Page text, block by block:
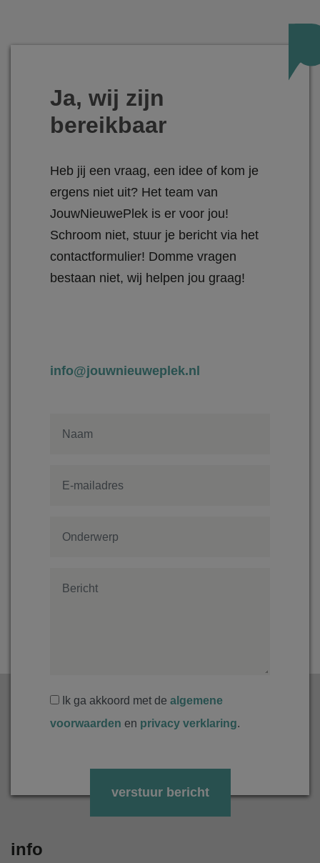
Ja, wij zijn
bereikbaar
Heb jij een vraag, een idee of kom je
ergens niet uit? Het team van
JouwNieuwePlek is er voor jou!
Schroom niet, stuur je bericht via het
contactformulier! Domme vragen
bestaan niet, wij helpen jou graag!
info@jouwnieuweplek.nl
Ik ga akkoord met de algemene
voorwaarden en privacy verklaring.
info